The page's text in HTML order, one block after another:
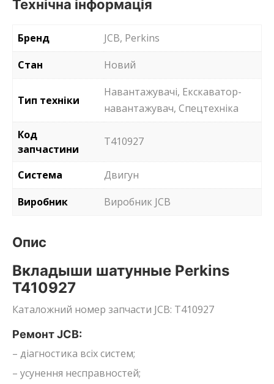
Технічна інформація
Бренд
JCB, Perkins
Стан
Новий
Тип техніки
Навантажувачі, Екскаватор-
навантажувач, Спецтехніка
Код
запчастини
T410927
Система
Двигун
Виробник
Виробник JCB
Опис
Вкладыши шатунные Perkins
T410927
Каталожний номер запчасти JCB: T410927
Ремонт JCB:
– діагностика всіх систем;
– усунення несправностей;